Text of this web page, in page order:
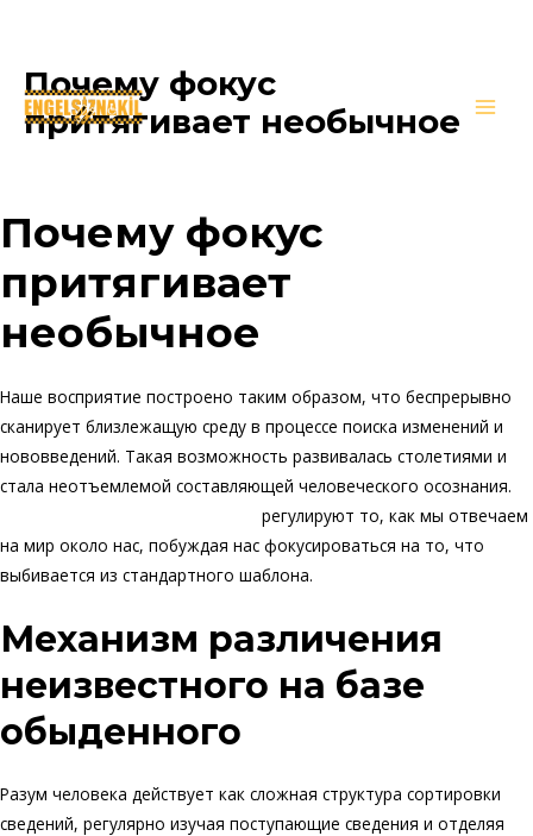
İçeriğeПочему фокус
притягивает необычное
Почему фокус
притягивает
необычное
Наше восприятие построено таким образом, что беспрерывно
сканирует близлежащую среду в процессе поиска изменений и
нововведений. Такая возможность развивалась столетиями и
стала неотъемлемой составляющей человеческого осознания.
регулируют то, как мы отвечаем
на мир около нас, побуждая нас фокусироваться на то, что
выбивается из стандартного шаблона.
Механизм различения
неизвестного на базе
обыденного
Разум человека действует как сложная структура сортировки
сведений, регулярно изучая поступающие сведения и отделяя